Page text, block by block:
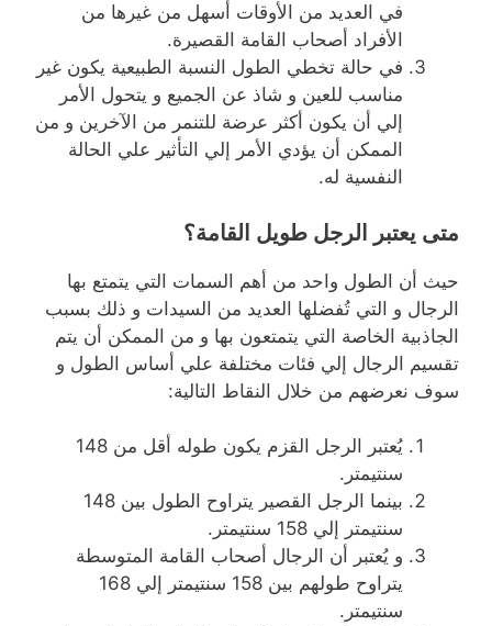
في العديد من الأوقات أسهل من غيرها من
الأفراد أصحاب القامة القصيرة.
في حالة تخطي الطول النسبة الطبيعية يكون غير
مناسب للعين و شاذ عن الجميع و يتحول الأمر
إلي أن يكون أكثر عرضة للتنمر من الآخرين و من
الممكن أن يؤدي الأمر إلي التأثير علي الحالة
النفسية له.
متى يعتبر الرجل طويل القامة؟
حيث أن الطول واحد من أهم السمات التي يتمتع بها
الرجال و التي تُفضلها العديد من السيدات و ذلك بسبب
الجاذبية الخاصة التي يتمتعون بها و من الممكن أن يتم
تقسيم الرجال إلي فئات مختلفة علي أساس الطول و
سوف نعرضهم من خلال النقاط التالية:
يُعتبر الرجل القزم يكون طوله أقل من 148
سنتيمتر.
بينما الرجل القصير يتراوح الطول بين 148
سنتيمتر إلي 158 سنتيمتر.
و يُعتبر أن الرجال أصحاب القامة المتوسطة
يتراوح طولهم بين 158 سنتيمتر إلي 168
سنتيمتر.